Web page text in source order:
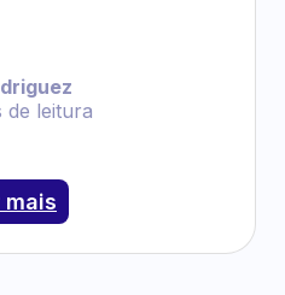
de leitura
mais